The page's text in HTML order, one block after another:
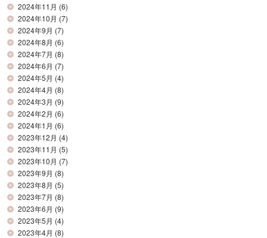
2024年11月 (6)
2024年10月 (7)
2024年9月 (7)
2024年8月 (6)
2024年7月 (8)
2024年6月 (7)
2024年5月 (4)
2024年4月 (8)
2024年3月 (9)
2024年2月 (6)
2024年1月 (6)
2023年12月 (4)
2023年11月 (5)
2023年10月 (7)
2023年9月 (8)
2023年8月 (5)
2023年7月 (8)
2023年6月 (9)
2023年5月 (4)
2023年4月 (8)